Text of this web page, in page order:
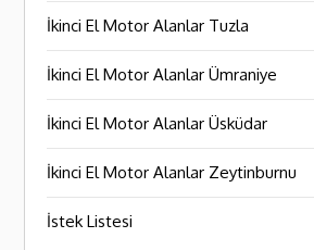
İkinci El Motor Alanlar Tuzla
İkinci El Motor Alanlar Ümraniye
İkinci El Motor Alanlar Üsküdar
İkinci El Motor Alanlar Zeytinburnu
İstek Listesi